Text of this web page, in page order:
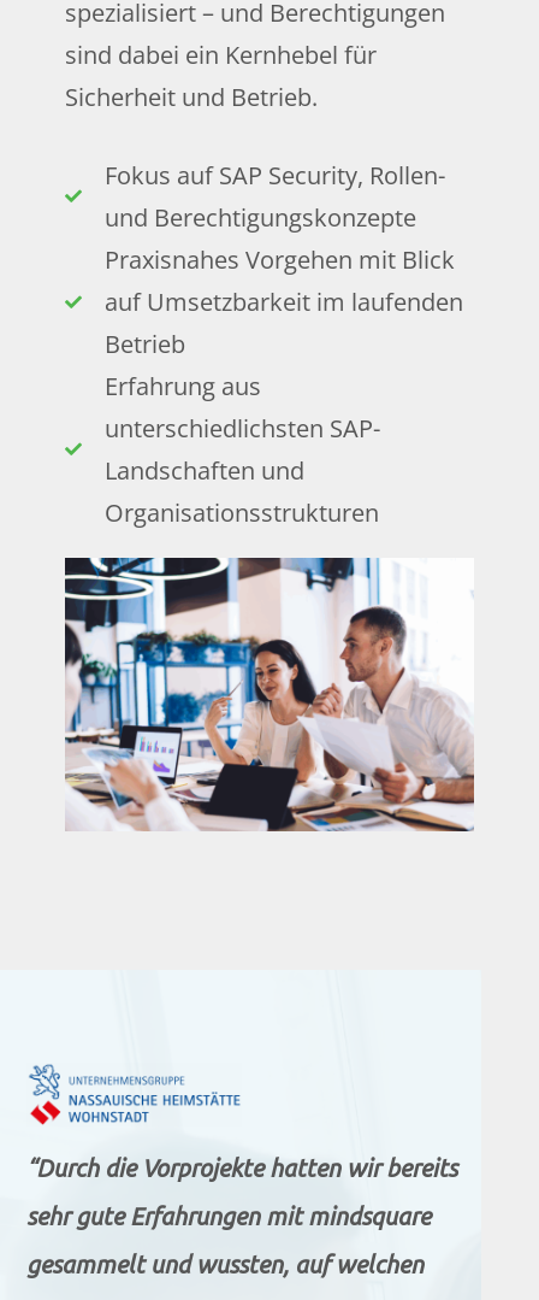
spezialisiert – und Berechtigungen
sind dabei ein Kernhebel für
Sicherheit und Betrieb.
Fokus auf SAP Security, Rollen-
und Berechtigungskonzepte
Praxisnahes Vorgehen mit Blick
auf Umsetzbarkeit im laufenden
Betrieb
Erfahrung aus
unterschiedlichsten SAP-
Landschaften und
Organisationsstrukturen
“Durch die Vorprojekte hatten wir bereits
sehr gute Erfahrungen mit mindsquare
gesammelt und wussten, auf welchen